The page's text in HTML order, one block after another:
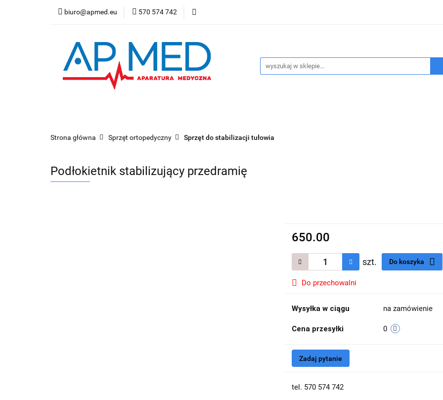
biuro@apmed.eu 570 574 742
Refundacja NFZ
Produkty
Badanie bezdechu sennego
Strona główna Sprzęt ortopedyczny Sprzęt do stabilizacji tułowia
Podłokietnik stabilizujący przedramię
650.00
szt. Do koszyka
Do przechowalni
Wysyłka w ciągu na zamówienie
Cena przesyłki 0
Zadaj pytanie
tel. 570 574 742